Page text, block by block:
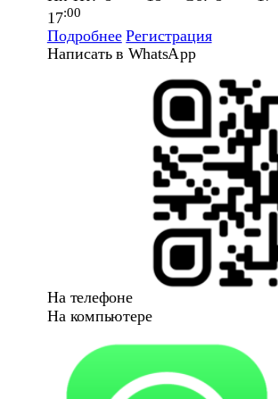
17:00
Подробнее Регистрация
Написать в WhatsApp
На телефоне
На компьютере